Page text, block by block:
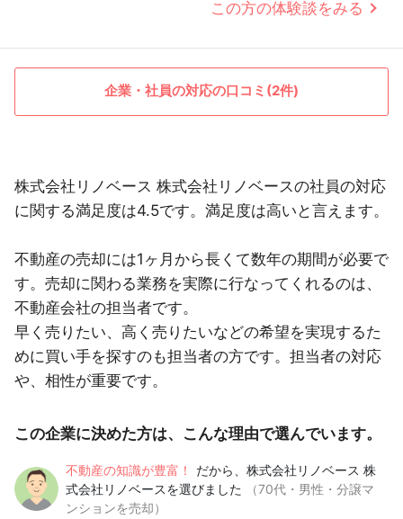
この方の体験談をみる
企業・社員の対応の口コミ(2件)
株式会社リノベース 株式会社リノベースの社員の対応
に関する満足度は4.5です。満足度は高いと言えます。
不動産の売却には1ヶ月から長くて数年の期間が必要で
す。売却に関わる業務を実際に行なってくれるのは、
不動産会社の担当者です。
早く売りたい、高く売りたいなどの希望を実現するた
めに買い手を探すのも担当者の方です。担当者の対応
や、相性が重要です。
この企業に決めた方は、こんな理由で選んでいます。
不動産の知識が豊富！
だから、株式会社リノベース 株
式会社リノベースを選びました
（70代・男性・分譲マ
ンションを売却）